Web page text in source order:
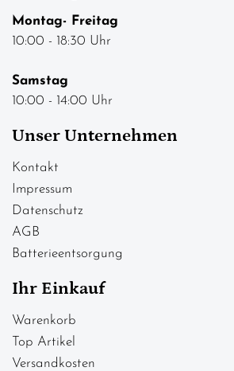
Montag- Freitag
10:00 - 18:30 Uhr
Samstag
10:00 - 14:00 Uhr
Unser Unternehmen
Kontakt
Impressum
Datenschutz
AGB
Batterieentsorgung
Ihr Einkauf
Warenkorb
Top Artikel
Versandkosten